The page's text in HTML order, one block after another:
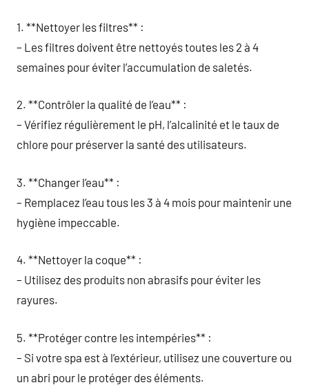
1. **Nettoyer les filtres** :
– Les filtres doivent être nettoyés toutes les 2 à 4
semaines pour éviter l’accumulation de saletés.
2. **Contrôler la qualité de l’eau** :
– Vérifiez régulièrement le pH, l’alcalinité et le taux de
chlore pour préserver la santé des utilisateurs.
3. **Changer l’eau** :
– Remplacez l’eau tous les 3 à 4 mois pour maintenir une
hygiène impeccable.
4. **Nettoyer la coque** :
– Utilisez des produits non abrasifs pour éviter les
rayures.
5. **Protéger contre les intempéries** :
– Si votre spa est à l’extérieur, utilisez une couverture ou
un abri pour le protéger des éléments.